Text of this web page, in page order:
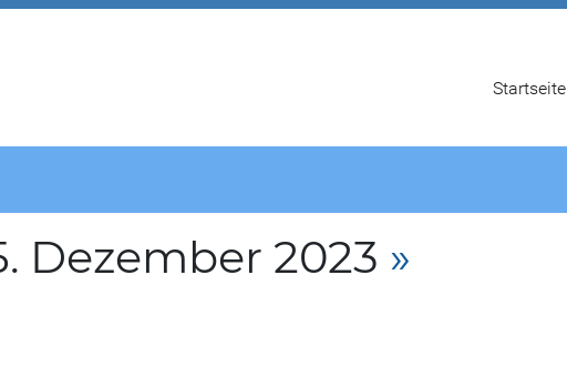
Startseite
Dezember 2023 »